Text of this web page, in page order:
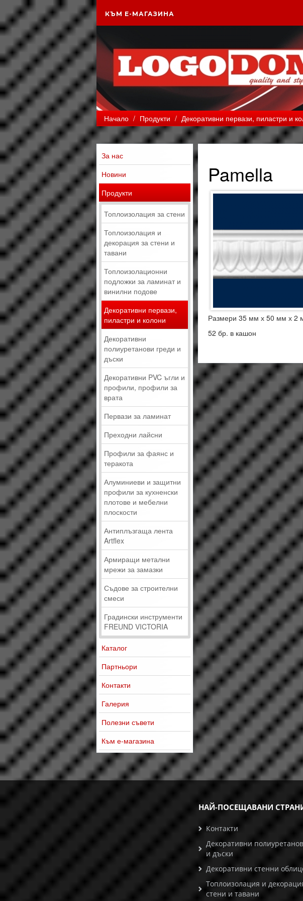
КЪМ Е-МАГАЗИНА
Начало / Продукти / Декоративни первази, пиластри и
За нас
Новини
Продукти
Топлоизолация за стени
Топлоизолация и
декорация за стени и
тавани
Топлоизолационни
подложки за ламинат и
винилни подове
Декоративни первази,
пиластри и колони
Декоративни
полиуретанови греди и
дъски
Декоративни PVC ъгли и
профили, профили за
врата
Первази за ламинат
Преходни лайсни
Профили за фаянс и
теракота
Алуминиеви и защитни
профили за кухненски
плотове и мебелни
плоскости
Антиплъзгаща лента
Artflex
Армиращи метални
мрежи за замазки
Съдове за строителни
смеси
Градински инструменти
FREUND VICTORIA
Каталог
Партньори
Контакти
Галерия
Полезни съвети
Към е-магазина
Pamella
Размери 35 мм х 50 мм х 2
52 бр. в кашон
НАЙ-ПОСЕЩАВАНИ
Контакти
Декоративни
и дъски
Декоративни стенни
Топлоизолация и
стени и тавани